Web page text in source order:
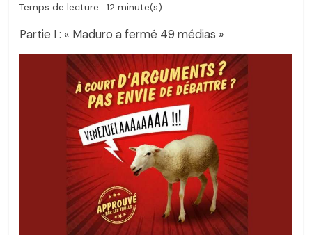
Temps de lecture : 12 minute(s)
Partie I : « Maduro a fermé 49 médias »